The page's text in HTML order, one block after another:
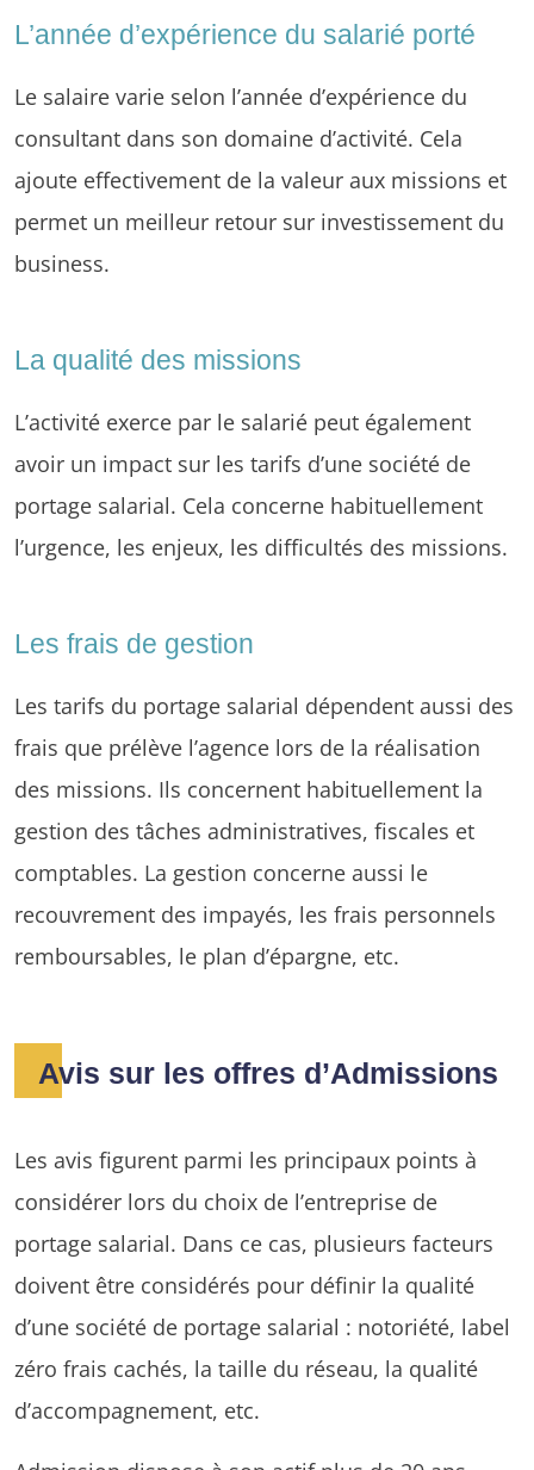
L’année d’expérience du salarié porté
Le salaire varie selon l’année d’expérience du
consultant dans son domaine d’activité. Cela
ajoute effectivement de la valeur aux missions et
permet un meilleur retour sur investissement du
business.
La qualité des missions
L’activité exerce par le salarié peut également
avoir un impact sur les tarifs d’une société de
portage salarial. Cela concerne habituellement
l’urgence, les enjeux, les difficultés des missions.
Les frais de gestion
Les tarifs du portage salarial dépendent aussi des
frais que prélève l’agence lors de la réalisation
des missions. Ils concernent habituellement la
gestion des tâches administratives, fiscales et
comptables. La gestion concerne aussi le
recouvrement des impayés, les frais personnels
remboursables, le plan d’épargne, etc.
Avis sur les offres d’Admissions
Les avis figurent parmi les principaux points à
considérer lors du choix de l’entreprise de
portage salarial. Dans ce cas, plusieurs facteurs
doivent être considérés pour définir la qualité
d’une société de portage salarial : notoriété, label
zéro frais cachés, la taille du réseau, la qualité
d’accompagnement, etc.